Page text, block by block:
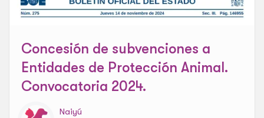
Concesión de subvenciones a
Entidades de Protección Animal.
Convocatoria 2024.
Naiyú